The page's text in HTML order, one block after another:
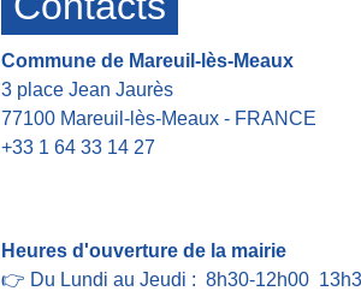
Commune de Mareuil-lès-Meaux
3 place Jean Jaurès
77100 Mareuil-lès-Meaux - FRANCE
+33 1 64 33 14 27
Heures d'ouverture de la mairie
👉 Du Lundi au Jeudi : 8h30-12h00